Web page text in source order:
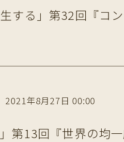
生する」第32回『コ
2021年8月27日 00:00
第13回『世界の均